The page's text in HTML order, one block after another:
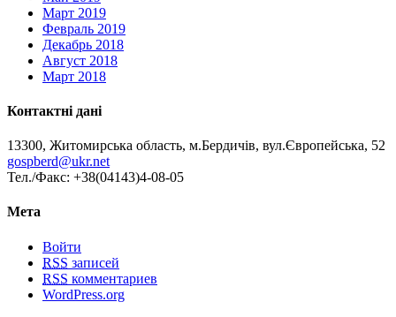
Март 2019
Февраль 2019
Декабрь 2018
Август 2018
Март 2018
Контактні дані
13300, Житомирська область, м.Бердичів, вул.Європейська, 52
gospberd@ukr.net
Тел./Факс: +38(04143)4-08-05
Мета
Войти
RSS записей
RSS комментариев
WordPress.org